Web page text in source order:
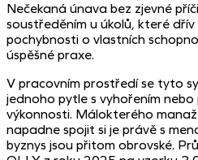
Nečekaná únava bez zjevné
soustředěním u úkolů, které dřív
pochybnosti o vlastních
úspěšné praxe.
V pracovním prostředí se tyto
jednoho pytle s vyhořením
výkonnosti. Málokterého
napadne spojit si je právě s
byznys jsou přitom obrovské.